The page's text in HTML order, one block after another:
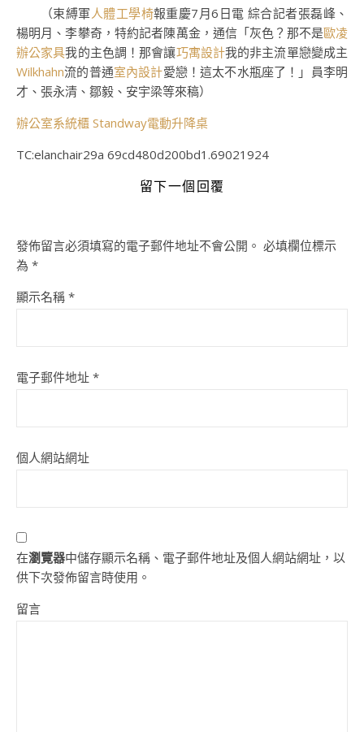
（束縛軍人體工學椅報重慶7月6日電 綜合記者張磊峰、
楊明月、李攀奇，特約記者陳萬金，通信「灰色？那不是歐凌
辦公家具我的主色調！那會讓巧寓設計我的非主流單戀變成主
Wilkhahn流的普通室內設計愛戀！這太不水瓶座了！」員李明
才、張永清、鄒毅、安宇梁等來稿）
辦公室系統櫃 Standway電動升降桌
TC:elanchair29a 69cd480d200bd1.69021924
留下一個回覆
發佈留言必須填寫的電子郵件地址不會公開。 必填欄位標示
為 *
顯示名稱 *
電子郵件地址 *
個人網站網址
在瀏覽器中儲存顯示名稱、電子郵件地址及個人網站網址，以
供下次發佈留言時使用。
留言